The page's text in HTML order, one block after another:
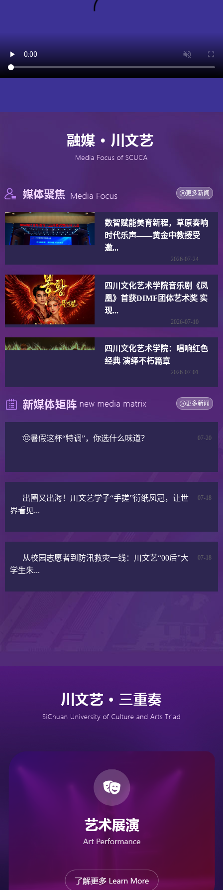
更多新闻
数智赋能美育新程，草原奏响
时代乐声——黄金中教授受
邀...
2026-07-24
四川文化艺术学院音乐剧《凤
凰》首获DIMF团体艺术奖 实
现...
2026-07-10
四川文化艺术学院：唱响红色
经典 演绎不朽篇章
2026-07-01
更多新闻
07-20
🤠暑假这杯“特调”，你选什么味道？
07-18
出圈又出海！川文艺学子“手搓”衍纸凤冠，让世
界看见...
07-18
从校园志愿者到防汛救灾一线：川文艺“00后”大
学生朱...